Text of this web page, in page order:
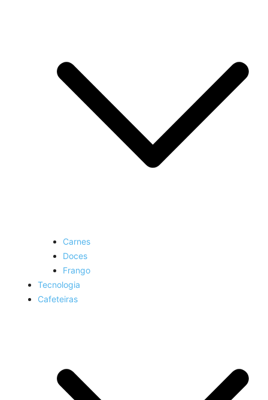
Carnes
Doces
Frango
Tecnologia
Cafeteiras